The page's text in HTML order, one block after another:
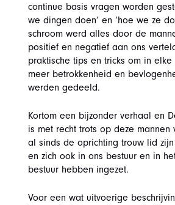
continue basis vragen worden
we dingen doen’ en ‘hoe we ze
schroom werd alles door de
positief en negatief aan ons
praktische tips en tricks om in
meer betrokkenheid en
werden gedeeld.
Kortom een bijzonder verhaal en
is met recht trots op deze mannen
al sinds de oprichting trouw lid
en zich ook in ons bestuur en in
bestuur hebben ingezet.
Voor een wat uitvoerige